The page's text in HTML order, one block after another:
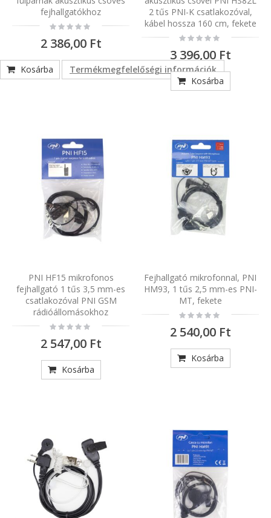
fejhallgatókhoz
Rating:
0%
2 386,00 Ft
Kosárba Termékmegfelelőségi információk
2 tűs PNI-K csatlakozóval,
kábel hossza 160 cm, fekete
Rating:
0%
3 396,00 Ft
Kosárba
PNI HF15 mikrofonos
fejhallgató 1 tűs 3,5 mm-es
csatlakozóval PNI GSM
rádióállomásokhoz
Rating:
0%
2 547,00 Ft
Kosárba
Fejhallgató mikrofonnal, PNI
HM93, 1 tűs 2,5 mm-es PNI-
MT, fekete
Rating:
0%
2 540,00 Ft
Kosárba